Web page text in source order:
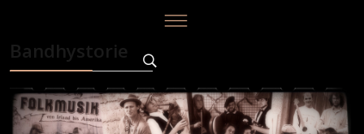
Bandhystorie